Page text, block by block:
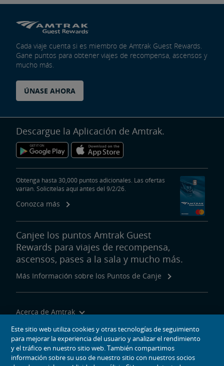
Cada viaje cuenta si es miembro de Amtrak Guest Rewards.
Gane puntos para obtener viajes de recompensa, ascensos y
mucho más.
ÚNASE AHORA
Descargue la Aplicación de Amtrak.
Obtenga hasta 30,000 puntos adicionales. Las ofertas
varían. Solicítelas aquí antes del 9/2/26.
Conozca más
Canjee los puntos Amtrak Guest
Rewards para viajes de recompensa,
ascensos, pases a la sala y mucho más.
Más Información sobre los Puntos de Canje
Acerca de Amtrak
Viajar con Nosotros
Herramientas del Sitio
Este sitio web utiliza cookies y otras tecnologías de seguimiento
para mejorar la experiencia del usuario y analizar el rendimiento
y el tráfico en nuestro sitio web. También compartimos
información sobre su uso de nuestro sitio con nuestros socios